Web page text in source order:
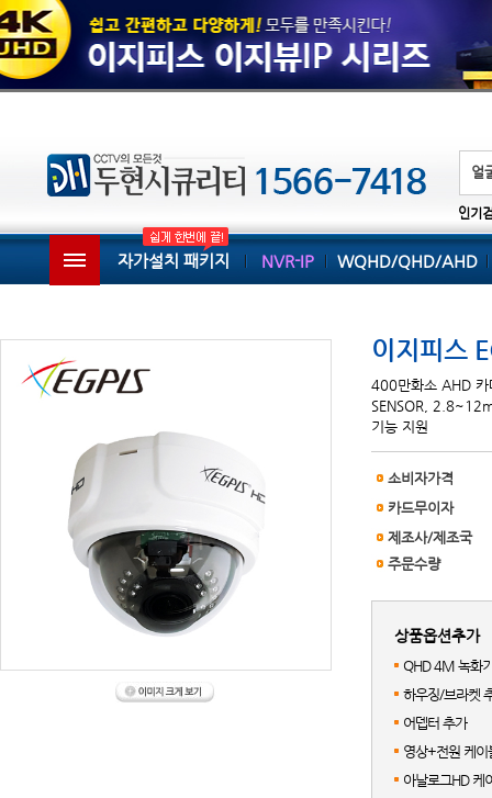
인기
자가설치 패키지 NVR-IP WQHD/QHD/AHD
이지피스
400만화소 AHD
SENSOR,
기능 지원
소비자가격
카드무이자
제조사/제조국
주문수량
상품옵션추가
QHD 4M 녹화
하우징/브라켓
어뎁터 추가
영상+전원 케이
아날로그HD 케